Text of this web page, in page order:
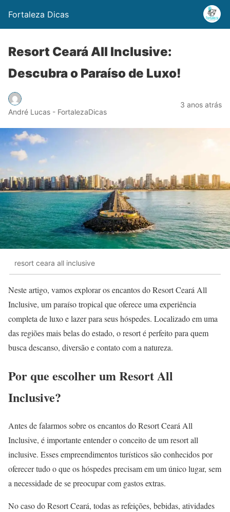
Fortaleza Dicas
Resort Ceará All Inclusive:
Descubra o Paraíso de Luxo!
André Lucas - FortalezaDicas
3 anos atrás
resort ceara all inclusive
Neste artigo, vamos explorar os encantos do Resort Ceará All
Inclusive, um paraíso tropical que oferece uma experiência
completa de luxo e lazer para seus hóspedes. Localizado em uma
das regiões mais belas do estado, o resort é perfeito para quem
busca descanso, diversão e contato com a natureza.
Por que escolher um Resort All
Inclusive?
Antes de falarmos sobre os encantos do Resort Ceará All
Inclusive, é importante entender o conceito de um resort all
inclusive. Esses empreendimentos turísticos são conhecidos por
oferecer tudo o que os hóspedes precisam em um único lugar, sem
a necessidade de se preocupar com gastos extras.
No caso do Resort Ceará, todas as refeições, bebidas, atividades